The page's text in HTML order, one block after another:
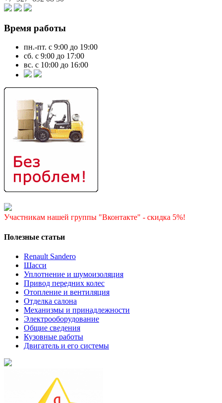
Время работы
пн.-пт. с 9:00 до 19:00
сб. с 9:00 до 17:00
вс. с 10:00 до 16:00
Участникам нашей группы "Вконтакте" - скидка 5%!
Полезные статьи
Renault Sandero
Шасси
Уплотнение и шумоизоляция
Привод передних колес
Отопление и вентиляция
Отделка салона
Механизмы и принадлежности
Электрооборудование
Общие сведения
Кузовные работы
Двигатель и его системы